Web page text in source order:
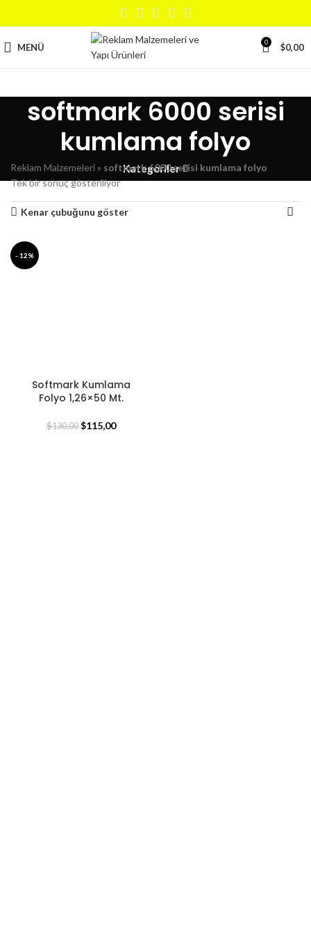
MENÜ 0 $0,00
softmark 6000 serisi
kumlama folyo
Kategoriler
Reklam Malzemeleri » softmark 6000 serisi kumlama folyo
Tek bir sonuç gösteriliyor
Kenar çubuğunu göster
- 12%
Softmark Kumlama
Folyo 1,26×50 Mt.
$130,00 $115,00